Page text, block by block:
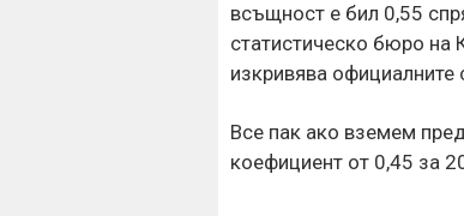
всъщност е бил 0,55
статистическо бюро на
изкривява
Все пак ако вземем
коефициент от 0,45 за